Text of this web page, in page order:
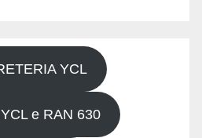
YCL
e RAN 630